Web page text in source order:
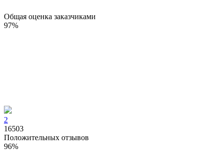
Общая оценка заказчиками
97%
2
16503
Положительных отзывов
96%